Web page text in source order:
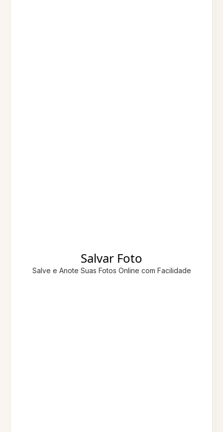
Salvar Foto
Salve e Anote Suas Fotos Online com Facilidade